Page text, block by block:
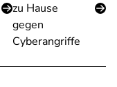
zu Hause
gegen
Cyberangriffe